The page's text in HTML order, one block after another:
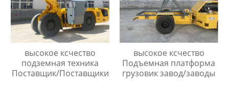
высокое ксчество
подземная техника
Поставщик/Поставщики
высокое ксчество
Подъемная платформа
грузовик завод/заводы